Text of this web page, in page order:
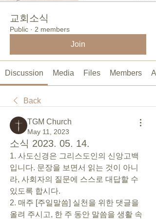
교회소식
Public · 2 members
Join
Discussion Media Files Members
Back
TGM Church
May 11, 2023
소식 2023. 05. 14.
1. 사도신경은 그리스도인의 신앙고백
입니다. 문장을 보면서 읽는 것이 아니
라, 사회자의 질문에 스스로 대답할 수
있도록 합시다.
2. 매주 [주일말씀] 실천을 위한 댓글을
올려 주시고, 한 주 동안 말씀을 생활 속